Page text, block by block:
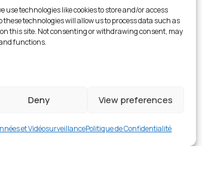
use technologies like cookies to store and/or access
technologies will allow us to process data such as
this site. Not consenting or withdrawing consent, may
functions.
Deny View preferences
et VidéosurveillancePolitique de Confidentialité
24.99
Buy now